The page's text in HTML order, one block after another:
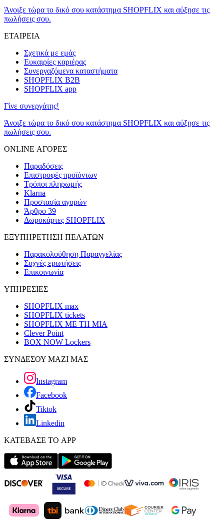
Άνοιξε τώρα το δικό σου κατάστημα SHOPFLIX και αύξησε τις
πωλήσεις σου.
ΕΤΑΙΡΕΙΑ
Σχετικά με εμάς
Ευκαιρίες καριέρας
Συνεργαζόμενα καταστήματα
SHOPFLIX B2B
SHOPFLIX app
Γίνε συνεργάτης!
Άνοιξε τώρα το δικό σου κατάστημα SHOPFLIX και αύξησε τις
πωλήσεις σου.
ONLINE ΑΓΟΡΕΣ
Παραδόσεις
Επιστροφές προϊόντων
Τρόποι πληρωμής
Klarna
Προστασία αγορών
Άρθρο 39
Δωροκάρτες SHOPFLIX
ΕΞΥΠΗΡΕΤΗΣΗ ΠΕΛΑΤΩΝ
Παρακολούθηση Παραγγελίας
Συχνές ερωτήσεις
Επικοινωνία
ΥΠΗΡΕΣΙΕΣ
SHOPFLIX max
SHOPFLIX tickets
SHOPFLIX ΜΕ ΤΗ ΜΙΑ
Clever Point
BOX NOW Lockers
ΣΥΝΔΕΣΟΥ ΜΑΖΙ ΜΑΣ
Instagram
Facebook
Tiktok
Linkedin
ΚΑΤΕΒΑΣΕ ΤΟ APP